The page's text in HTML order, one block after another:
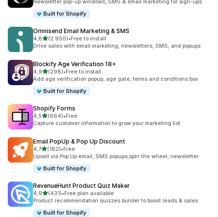
Newsletter pop-up windows, SMS & email marketing for sign-ups
Built for Shopify
Omnisend Email Marketing & SMS
4,8z 5 hvězd
(2 950)
Celkový počet recenzí: 2950
•Free to install
Drive sales with email marketing, newsletters, SMS, and popups
Blockify Age Verification 18+
4,9z 5 hvězd
(298)
Celkový počet recenzí: 298
•Free to install
Add age verification popup, age gate, terms and conditions box
Built for Shopify
Shopify Forms
4,5z 5 hvězd
(664)
Celkový počet recenzí: 664
•Free
Capture customer information to grow your marketing list
Email PopUp & Pop Up Discount
4,7z 5 hvězd
(182)
Celkový počet recenzí: 182
•Free
Upsell via Pop Up email, SMS popups,spin the wheel, newsletter
Built for Shopify
RevenueHunt Product Quiz Maker
4,9z 5 hvězd
(431)
Celkový počet recenzí: 431
•Free plan available
Product recommendation quizzes builder to boost leads & sales
Built for Shopify